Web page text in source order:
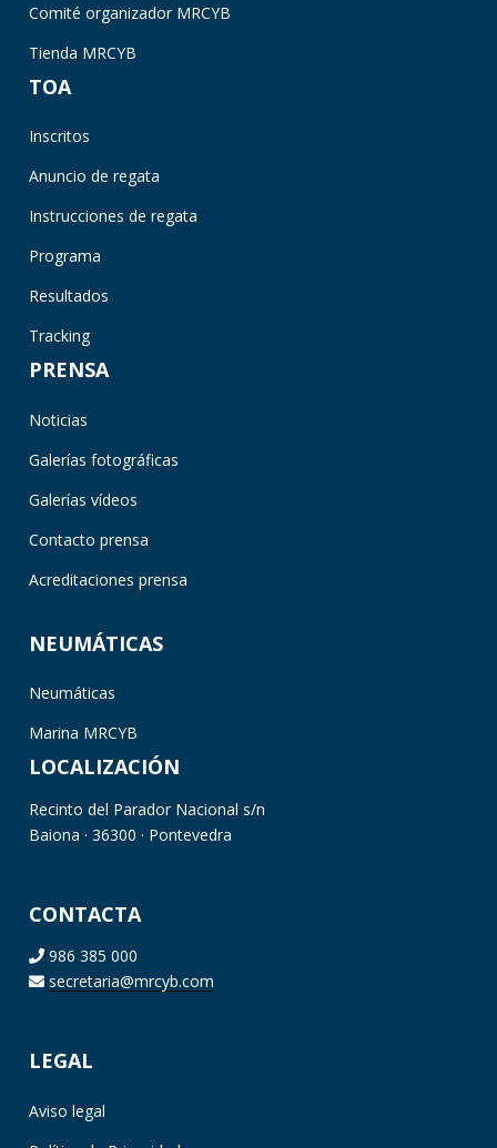
Comité organizador MRCYB
Tienda MRCYB
TOA
Inscritos
Anuncio de regata
Instrucciones de regata
Programa
Resultados
Tracking
PRENSA
Noticias
Galerías fotográficas
Galerías vídeos
Contacto prensa
Acreditaciones prensa
NEUMÁTICAS
Neumáticas
Marina MRCYB
LOCALIZACIÓN
Recinto del Parador Nacional s/n
Baiona · 36300 · Pontevedra
CONTACTA
986 385 000
secretaria@mrcyb.com
LEGAL
Aviso legal